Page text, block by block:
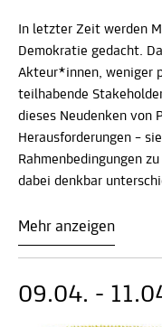
In letzter Zeit werden
Demokratie gedacht.
Akteur*innen, weniger
teilhabende
dieses Neudenken von
Herausforderungen –
Rahmenbedingungen
dabei denkbar
Mehr anzeigen
09.04. -